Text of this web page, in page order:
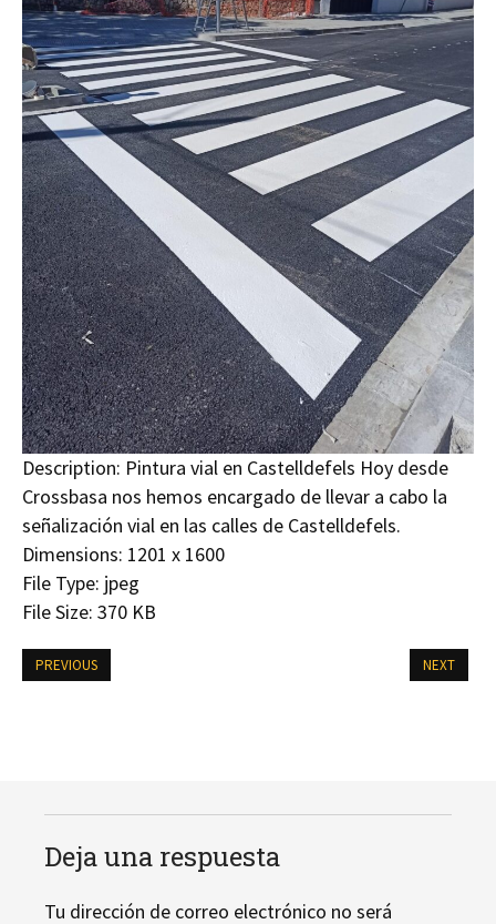
Description: Pintura vial en Castelldefels Hoy desde
Crossbasa nos hemos encargado de llevar a cabo la
señalización vial en las calles de Castelldefels.
Dimensions: 1201 x 1600
File Type: jpeg
File Size: 370 KB
PREVIOUS NEXT
Deja una respuesta
Tu dirección de correo electrónico no será